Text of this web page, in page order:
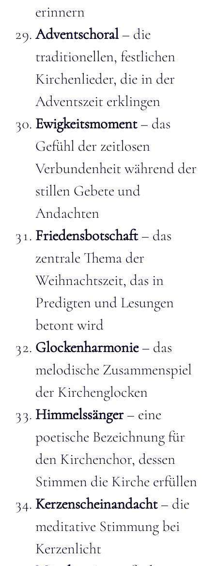
erinnern
Adventschoral – die
traditionellen, festlichen
Kirchenlieder, die in der
Adventszeit erklingen
Ewigkeitsmoment– das
Gefühl der zeitlosen
Verbundenheit während der
stillen Gebete und
Andachten
Friedensbotschaft– das
zentrale Thema der
Weihnachtszeit, das in
Predigten und Lesungen
betont wird
Glockenharmonie– das
melodische Zusammenspiel
der Kirchenglocken
Himmelssänger– eine
poetische Bezeichnung für
den Kirchenchor, dessen
Stimmen die Kirche erfüllen
Kerzenscheinandacht– die
meditative Stimmung bei
Kerzenlicht